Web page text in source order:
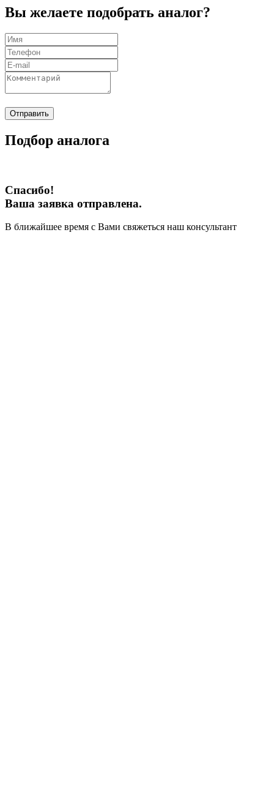
Вы желаете подобрать аналог?
Отправить
Подбор аналога
Спасибо!
Ваша заявка отправлена.
В ближайшее время с Вами свяжеться наш консультант